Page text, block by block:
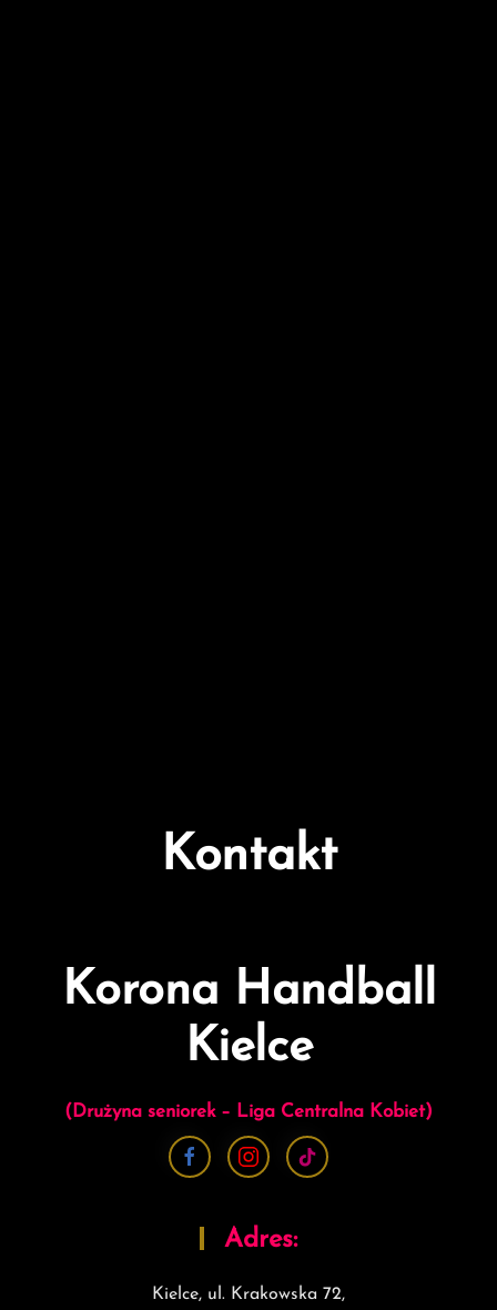
Kontakt
Korona Handball
Kielce
(Drużyna seniorek – Liga Centralna Kobiet)
Adres:
Kielce, ul. Krakowska 72,